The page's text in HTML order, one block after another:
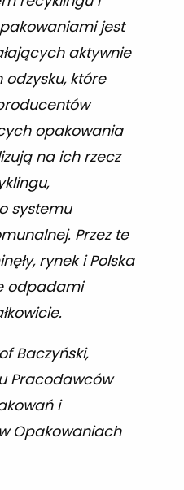
jest
aktywnie
które
opakowania
na ich rzecz
systemu
Przez te
rynek i Polska
odpadami
Baczyński,
Pracodawców
i
Opakowaniach